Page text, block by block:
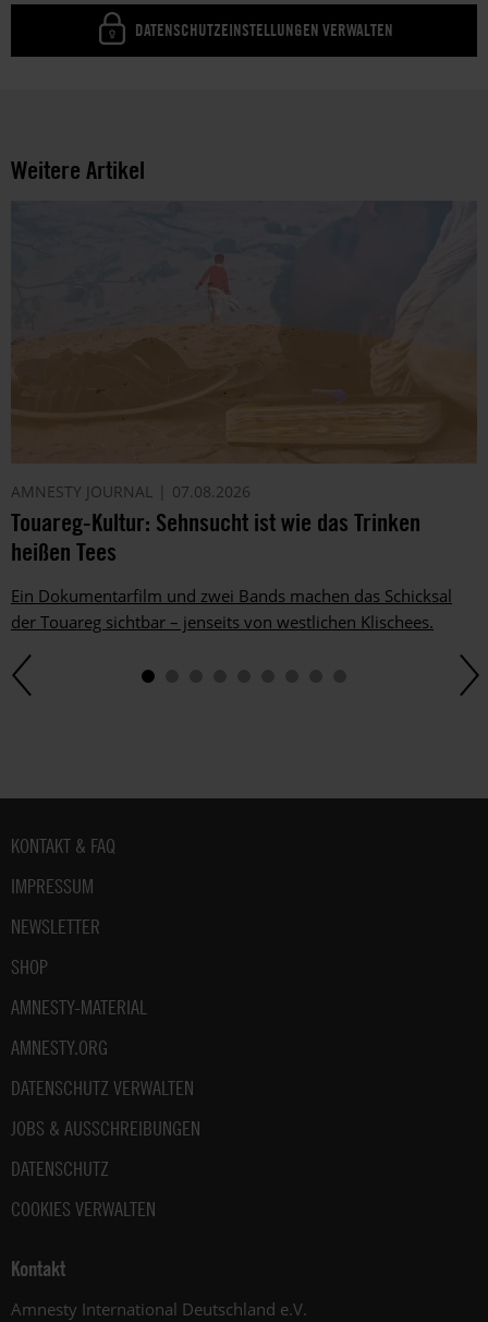
DATENSCHUTZEINSTELLUNGEN VERWALTEN
Weitere Artikel
AMNESTY JOURNAL 07.08.2026
Touareg-Kultur: Sehnsucht ist wie das Trinken
heißen Tees
Ein Dokumentarfilm und zwei Bands machen das Schicksal
der Touareg sichtbar – jenseits von westlichen Klischees.
Fußbereich
KONTAKT & FAQ
IMPRESSUM
NEWSLETTER
SHOP
AMNESTY-MATERIAL
AMNESTY.ORG
DATENSCHUTZ VERWALTEN
JOBS & AUSSCHREIBUNGEN
DATENSCHUTZ
COOKIES VERWALTEN
Kontakt
Amnesty International Deutschland e.V.